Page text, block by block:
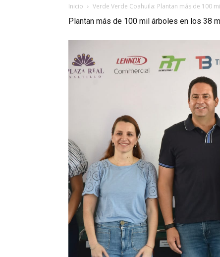
Inicio Verde Verde Coahuila: Plantan más de 100
Plantan más de 100 mil árboles en los 38